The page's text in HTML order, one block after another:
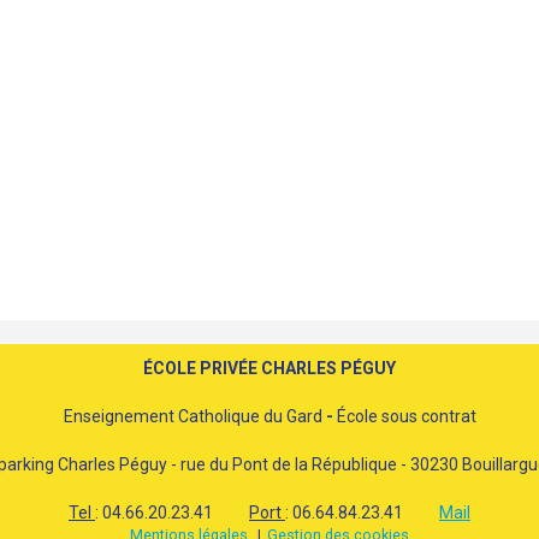
ÉCOLE PRIVÉE CHARLES PÉGUY
Enseignement Catholique du Gard - École sous contrat
Charles Péguy - rue du Pont de la République - 30230
Tel : 04.66.20.23.41 Port: 06.64.84.23.41 Mail
Mentions légales Gestion des cookies